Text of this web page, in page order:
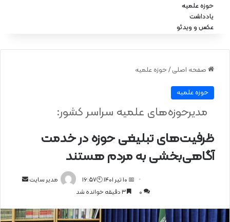
حوزه علمیه
یادداشت
عکس و ویدئو
صفحه اصلی /حوزه علمیه
حوزه علمیه
ظرفیت‌های تبلیغی حوزه در خدمت
آگاهی‌بخشی به مردم هستند
مدیرحوزه‌های علمیه سراسر کشور:
مدیر سایت
ا
📅 10 تیر 1401 🕙16:57
0